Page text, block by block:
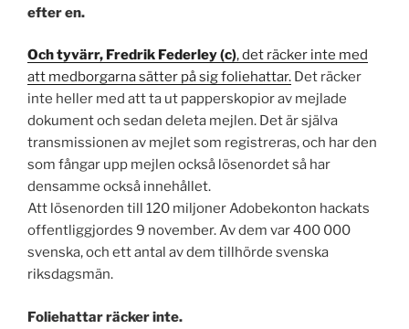
efter en.
Och tyvärr, Fredrik Federley (c), det räcker inte med
att medborgarna sätter på sig foliehattar. Det räcker
inte heller med att ta ut papperskopior av mejlade
dokument och sedan deleta mejlen. Det är själva
transmissionen av mejlet som registreras, och har den
som fångar upp mejlen också lösenordet så har
densamme också innehållet.
Att lösenorden till 120 miljoner Adobekonton hackats
offentliggjordes 9 november. Av dem var 400 000
svenska, och ett antal av dem tillhörde svenska
riksdagsmän.
Foliehattar räcker inte.